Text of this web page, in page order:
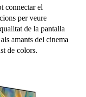
connectar el
per veure
de la pantalla
amants del cinema
de colors.